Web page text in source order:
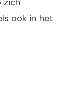
ook in het